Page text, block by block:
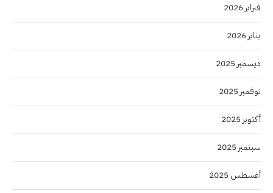
فبراير 2026
يناير 2026
ديسمبر 2025
نوفمبر 2025
أكتوبر 2025
سبتمبر 2025
أغسطس 2025